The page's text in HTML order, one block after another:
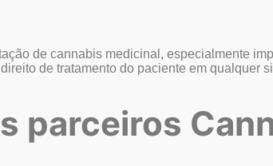
de cannabis medicinal, especialmente
de tratamento do paciente em qualquer
parceiros